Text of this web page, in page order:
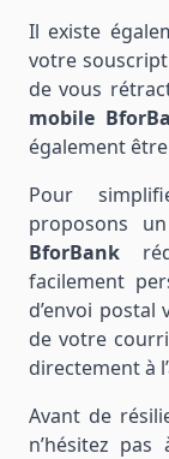
Il existe
votre
de vous
mobile
également
Pour
proposons un
BforBank
facilement
d’envoi
de votre
directement à
Avant de
n’hésitez